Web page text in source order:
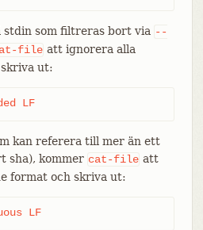
stdin som filtreras bort via --
file att ignorera alla
ut:
LF
kan referera till mer än ett
sha), kommer cat-file att
format och skriva ut:
LF